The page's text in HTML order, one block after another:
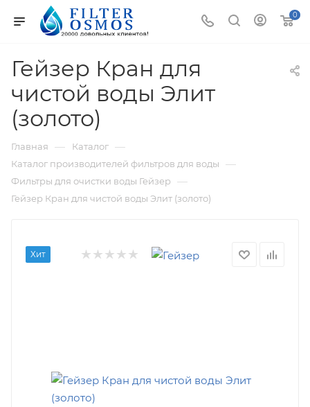
0
Гейзер Кран для
чистой воды Элит
(золото)
Главная — Каталог —
Каталог производителей фильтров для воды —
Фильтры для очистки воды Гейзер —
Гейзер Кран для чистой воды Элит (золото)
Хит